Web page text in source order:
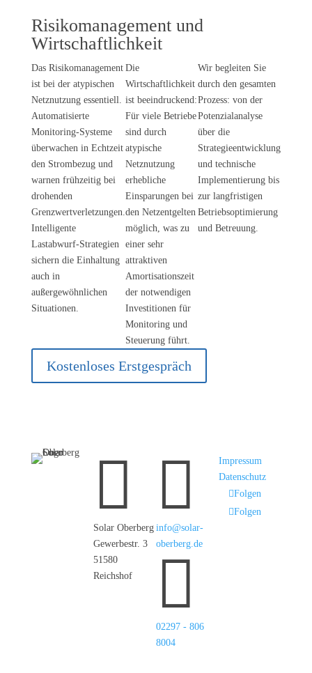
Risikomanagement und
Wirtschaftlichkeit
Das Risikomanagement
ist bei der atypischen
Netznutzung essentiell.
Automatisierte
Monitoring-Systeme
überwachen in Echtzeit
den Strombezug und
warnen frühzeitig bei
drohenden
Grenzwertverletzungen.
Intelligente
Lastabwurf-Strategien
sichern die Einhaltung
auch in
außergewöhnlichen
Situationen.
Die
Wirtschaftlichkeit
ist beeindruckend:
Für viele Betriebe
sind durch
atypische
Netznutzung
erhebliche
Einsparungen bei
den Netzentgelten
möglich, was zu
einer sehr
attraktiven
Amortisationszeit
der notwendigen
Investitionen für
Monitoring und
Steuerung führt.
Wir begleiten Sie
durch den gesamten
Prozess: von der
Potenzialanalyse
über die
Strategieentwicklung
und technische
Implementierung bis
zur langfristigen
Betriebsoptimierung
und Betreuung.
Kostenloses Erstgespräch

Solar Oberberg
Gewerbestr. 3
51580
Reichshof

info@solar-
oberberg.de

02297 - 806
8004
Impressum
Datenschutz
Folgen
Folgen